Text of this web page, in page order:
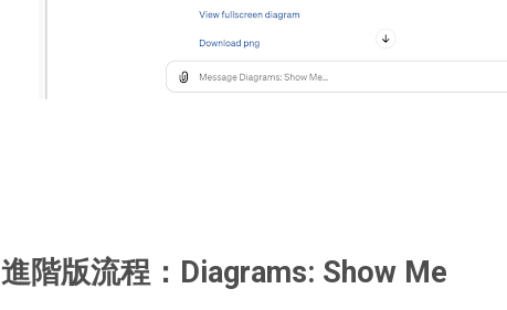
進階版流程：Diagrams: Show Me